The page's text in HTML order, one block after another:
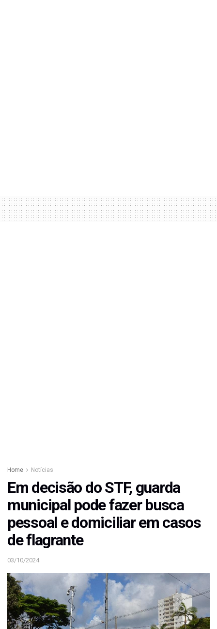
Home Notícias
Em decisão do STF, guarda
municipal pode fazer busca
pessoal e domiciliar em casos
de flagrante
03/10/2024